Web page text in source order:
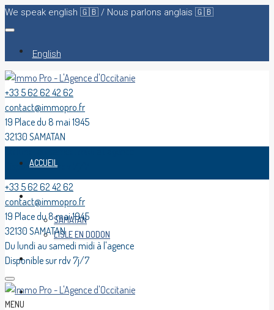
We speak english 🇬🇧 / Nous parlons anglais 🇬🇧
English
+33 5 62 62 42 62
contact@immopro.fr
19 Place du 8 mai 1945
32130 SAMATAN
Disponible sur rdv 7j/7
ACCUEIL
ACHETER
SAMATAN
L’ISLE EN DODON
LOUER
CHASSEUR IMMOBILIER
+33 5 62 62 42 62
contact@immopro.fr
19 Place du 8 mai 1945
32130 SAMATAN
Du lundi au samedi midi à l'agence
Disponible sur rdv 7j/7
MENU